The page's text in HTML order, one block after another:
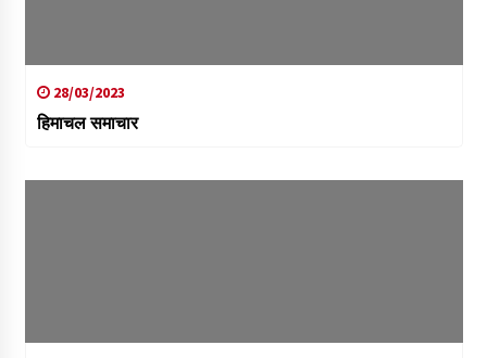
28/03/2023
हिमाचल समाचार